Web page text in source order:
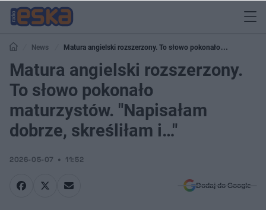
News
Matura angielski rozszerzony. To słowo pokonało
maturzystów. "Napisałam dobrze, skreśliłam i…"
Matura angielski rozszerzony.
To słowo pokonało
maturzystów. "Napisałam
dobrze, skreśliłam i…"
2026-05-07 11:52
Dodaj do Google